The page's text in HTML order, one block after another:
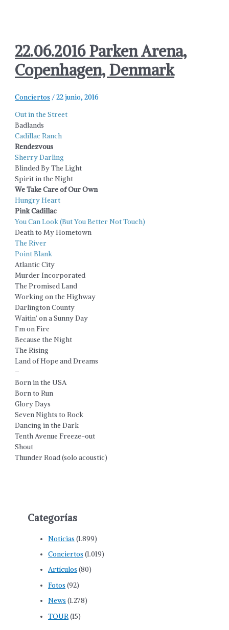
22.06.2016 Parken Arena,
Copenhagen, Denmark
Conciertos /22 junio, 2016
Out in the Street
Badlands
Cadillac Ranch
Rendezvous
Sherry Darling
Blinded By The Light
Spirit in the Night
We Take Care of Our Own
Hungry Heart
Pink Cadillac
You Can Look (But You Better Not Touch)
Death to My Hometown
The River
Point Blank
Atlantic City
Murder Incorporated
The Promised Land
Working on the Highway
Darlington County
Waitin’ on a Sunny Day
I’m on Fire
Because the Night
The Rising
Land of Hope and Dreams
–
Born in the USA
Born to Run
Glory Days
Seven Nights to Rock
Dancing in the Dark
Tenth Avenue Freeze-out
Shout
Thunder Road (solo acoustic)
Categorías
Noticias (1.899)
Conciertos (1.019)
Artículos (80)
Fotos (92)
News (1.278)
TOUR(15)